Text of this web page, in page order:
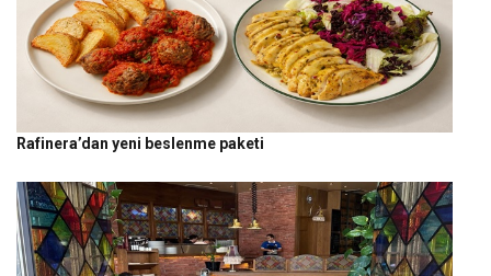
Rafinera’dan yeni beslenme paketi